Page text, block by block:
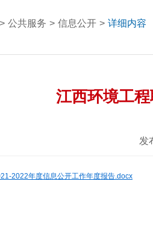
> 公共服务 > 信息公开 > 详细内容
江西环境工
发
2022年度信息公开工作年度报告.docx